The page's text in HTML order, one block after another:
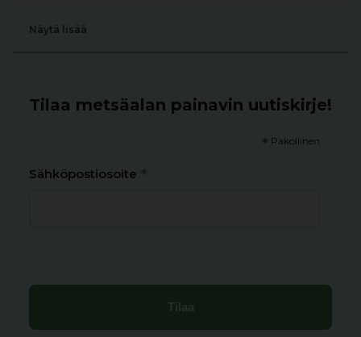
Näytä lisää
Tilaa metsäalan painavin uutiskirje!
* Pakollinen
Sähköpostiosoite *